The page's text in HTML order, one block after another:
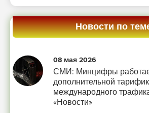
Новости по
08 мая 2026
СМИ: Минцифры
дополнительной
международного
«Новости»